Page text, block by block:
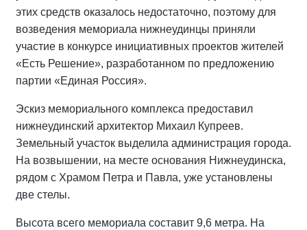
этих средств оказалось недостаточно, поэтому для
возведения мемориала нижнеудинцы приняли
участие в конкурсе инициативных проектов жителей
«Есть Решение», разработанном по предложению
партии «Единая Россия».
Эскиз мемориального комплекса предоставил
нижнеудинский архитектор Михаил Купреев.
Земельный участок выделила администрация города.
На возвышении, на месте основания Нижнеудинска,
рядом с Храмом Петра и Павла, уже установлены
две стелы.
Высота всего мемориала составит 9,6 метра. На